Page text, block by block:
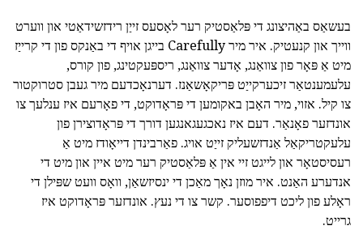
בעשאַס באַהיצונג די פּלאַסטיק רער לאָסעס זייַן רידזשידאַטי און ווערט
ווייך און קנעטיק. איר מיר Carefully בייגן אויף די באַנקס פון די קרייַז
מיט אַ פּאָר פון צוואַנג, אָדער צוואַנג, ריספּעקטינג, פון קורס,
עלעמענטאַר זיכערקייַט פּריקאָשאַנז. דערנאָכדעם מיר געבן סטרוקטור
צו קיל. אזוי, מיר האָבן באקומען די פּראָדוקט, די פאָרעם איז ענלעך צו
אונדזער פאָנאַר. דעם איז נאכגעגאנגען דורך די פּראָדוצירן פון
עלעקטריקאַל אַנדזשעליק זייַט אויג. פאַרבינדן דייאָודז מיט אַ
רעסיסטאָר און לייגט זיי אין אַ פּלאַסטיק רער מיט איין און מיט די
אנדערע האַנט. איר מוזן נאָך מאַכן די ינסיזשאַן, וואָס וועט שפּילן די
ראָלע פון ליכט דיפפוסער. קשר צו די נעץ. אונדזער פּראָדוקט איז
גרייט.